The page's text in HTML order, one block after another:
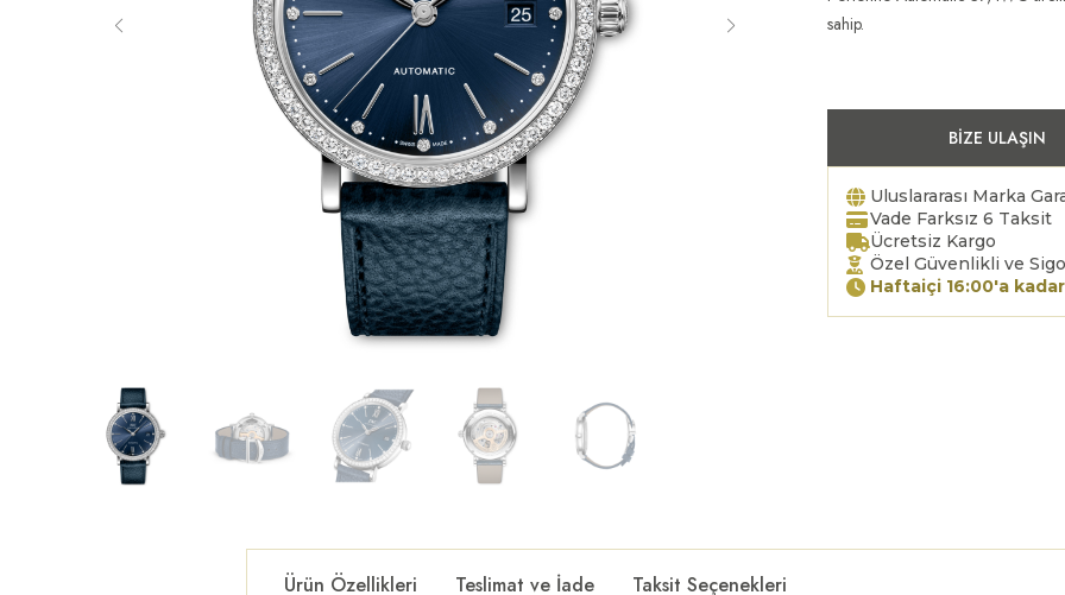
sahip.
BIZE ULAŞIN
Uluslararası Marka
Vade Farksız 6 Taksit
Ücretsiz Kargo
Özel Güvenlikli ve
Haftaiçi 16:00'a
Ürün Özellikleri Teslimat ve İade Taksit Seçenekleri